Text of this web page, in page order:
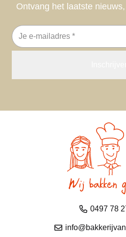
Ontvang het laatste
E-
mailadres
0497 78